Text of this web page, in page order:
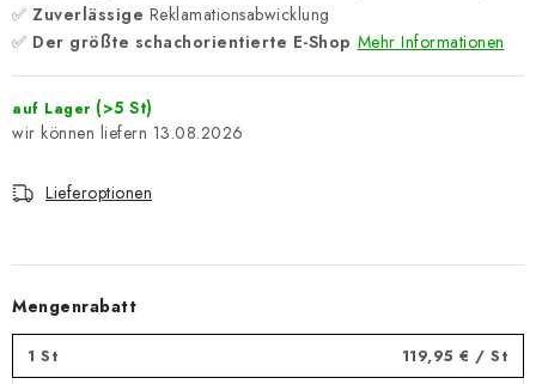
✅ Zuverlässige Reklamationsabwicklung
✅ Der größte schachorientierte E-Shop Mehr Informationen
auf Lager (>5 St)
13.08.2026
Lieferoptionen
Mengenrabatt
1 St 119,95 € / St